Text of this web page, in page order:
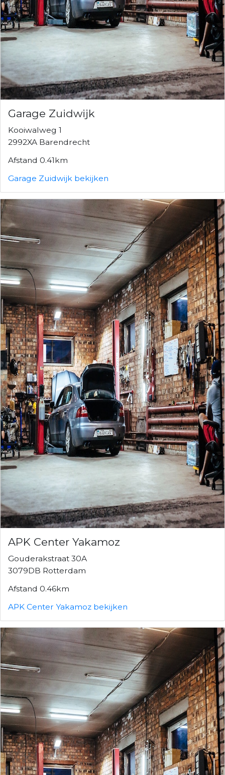
Garage Zuidwijk
Kooiwalweg 1
2992XA Barendrecht
Afstand 0.41km
Garage Zuidwijk bekijken
APK Center Yakamoz
Gouderakstraat 30A
3079DB Rotterdam
Afstand 0.46km
APK Center Yakamoz bekijken